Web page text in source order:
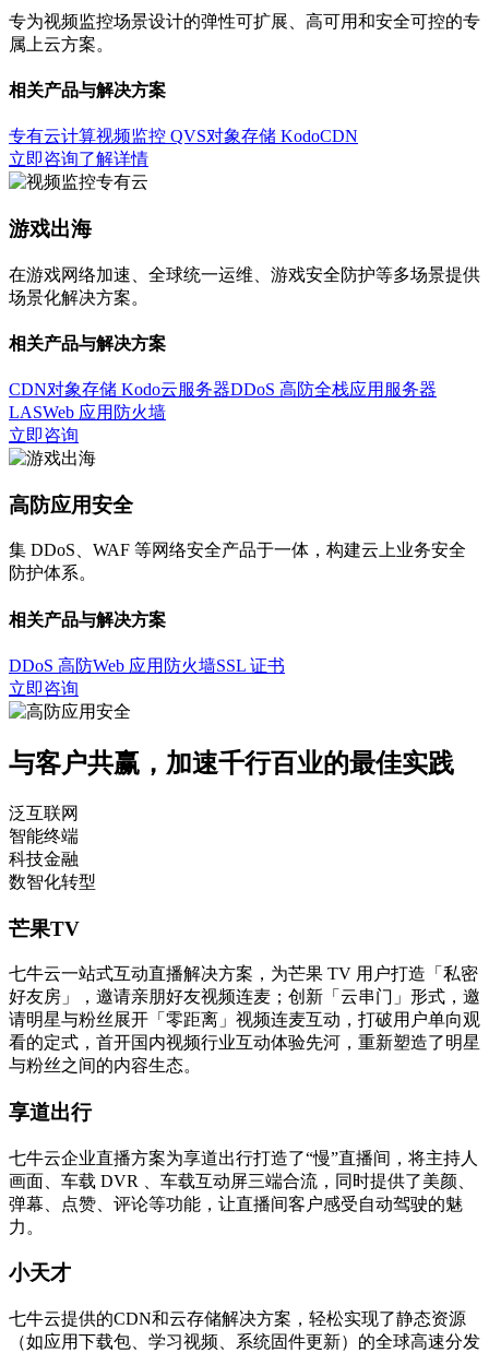
专为视频监控场景设计的弹性可扩展、高可用和安全可控的专
属上云方案。
相关产品与解决方案
专有云计算视频监控 QVS对象存储 KodoCDN
立即咨询了解详情
游戏出海
在游戏网络加速、全球统一运维、游戏安全防护等多场景提供
场景化解决方案。
相关产品与解决方案
CDN对象存储 Kodo云服务器DDoS 高防全栈应用服务器
LASWeb 应用防火墙
立即咨询
高防应用安全
集 DDoS、WAF 等网络安全产品于一体，构建云上业务安全
防护体系。
相关产品与解决方案
DDoS 高防Web 应用防火墙SSL 证书
立即咨询
与客户共赢，加速千行百业的最佳实践
泛互联网
智能终端
科技金融
数智化转型
芒果TV
七牛云一站式互动直播解决方案，为芒果 TV 用户打造「私密
好友房」，邀请亲朋好友视频连麦；创新「云串门」形式，邀
请明星与粉丝展开「零距离」视频连麦互动，打破用户单向观
看的定式，首开国内视频行业互动体验先河，重新塑造了明星
与粉丝之间的内容生态。
享道出行
七牛云企业直播方案为享道出行打造了“慢”直播间，将主持人
画面、车载 DVR 、车载互动屏三端合流，同时提供了美颜、
弹幕、点赞、评论等功能，让直播间客户感受自动驾驶的魅
力。
小天才
七牛云提供的CDN和云存储解决方案，轻松实现了静态资源
（如应用下载包、学习视频、系统固件更新）的全球高速分发